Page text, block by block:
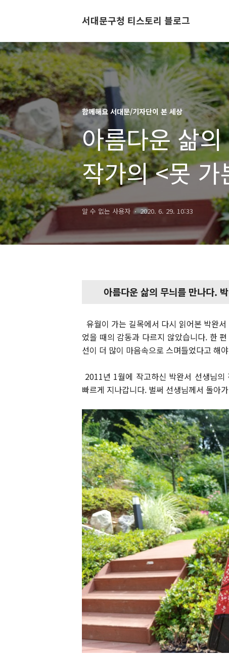
서대문구청 티스토리 블로그
함께해요 서대문/기자단이 본 세상
아름다운 삶
작가의 <못
알 수 없는 사용자 2020. 6. 29. 10:33
아름다운 삶의 무늬를 만나다.
유월이 가는 길목에서 다시 읽어본 박완
었을 때의 감동과 다르지 않았습니다. 한
선이 더 많이 마음속으로 스며들었다고 해
2011년 1월에 작고하신 박완서 선생님
빠르게 지나갑니다. 벌써 선생님께서 돌아